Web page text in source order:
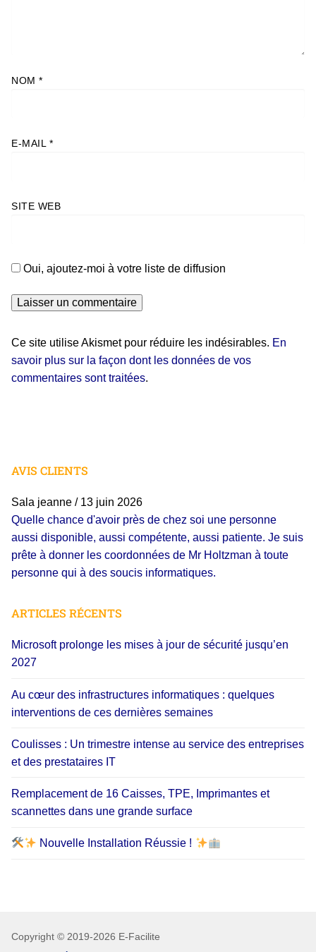
NOM *
E-MAIL *
SITE WEB
Oui, ajoutez-moi à votre liste de diffusion
Ce site utilise Akismet pour réduire les indésirables. En
savoir plus sur la façon dont les données de vos
commentaires sont traitées.
AVIS CLIENTS
Sala jeanne / 13 juin 2026
Quelle chance d'avoir près de chez soi une personne
aussi disponible, aussi compétente, aussi patiente. Je suis
prête à donner les coordonnées de Mr Holtzman à toute
personne qui à des soucis informatiques.
BACHE/29 avril 2026
Monsieur Holtzmann Merci infiniment de votre intervention
faite avec des explications claires. Sachez que je ne
manquerai pas de revenir vers vous le moment venu.
ARTICLES RÉCENTS
Microsoft prolonge les mises à jour de sécurité jusqu’en
2027
Au cœur des infrastructures informatiques : quelques
interventions de ces dernières semaines
Coulisses : Un trimestre intense au service des entreprises
et des prestataires IT
Remplacement de 16 Caisses, TPE, Imprimantes et
scannettes dans une grande surface
Nouvelle Installation Réussie !
Copyright © 2019-2026 E-Facilite